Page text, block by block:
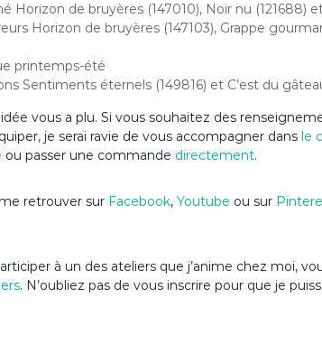
Horizon de bruyères (147010), Noir nu (121688)
Horizon de bruyères (147103), Grappe
printemps-été
Sentiments éternels (149816) et C’est du
vous a plu. Si vous souhaitez des
je serai ravie de vous accompagner dans le
ou passer une commande directement.
retrouver sur Facebook, Youtube ou sur
à un des ateliers que j’anime chez moi,
. N’oubliez pas de vous inscrire pour que je